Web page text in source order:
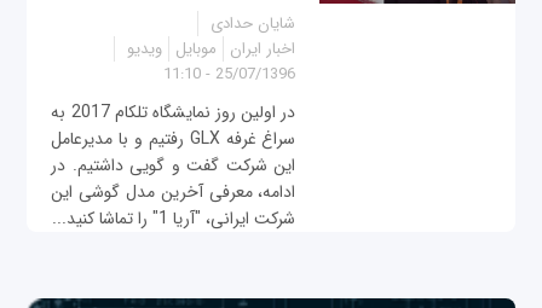
شایان حدادی
اخبار ایران
موبایل ویدیو
25/07/1396 - 11:10
در اولین روز نمایشگاه تلکام 2017 به
سراغ غرفه GLX رفتیم و با مدیرعامل
این شرکت گفت و گویی داشتیم. در
ادامه، معرفی آخرین مدل گوشی این
شرکت ایرانی، "آریا 1" را تماشا کنید...